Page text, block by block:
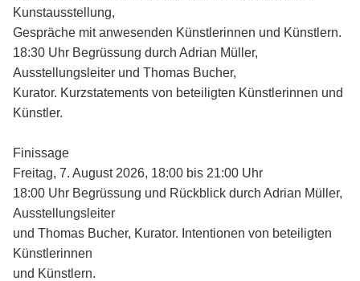
Kunstausstellung,
Gespräche mit anwesenden Künstlerinnen und Künstlern.
18:30 Uhr Begrüssung durch Adrian Müller,
Ausstellungsleiter und Thomas Bucher,
Kurator. Kurzstatements von beteiligten Künstlerinnen und
Künstler.
Finissage
Freitag, 7. August 2026, 18:00 bis 21:00 Uhr
18:00 Uhr Begrüssung und Rückblick durch Adrian Müller,
Ausstellungsleiter
und Thomas Bucher, Kurator. Intentionen von beteiligten
Künstlerinnen
und Künstlern.